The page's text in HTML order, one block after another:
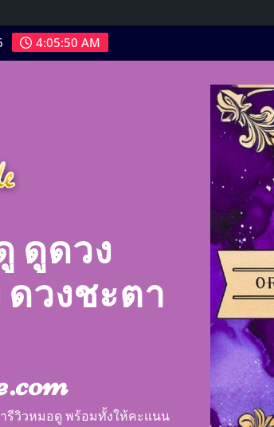
4:05:52 AM
ดูดวง
ดวงชะตา
รีวิวหมอดู พร้อมทั้งให้คะแนน